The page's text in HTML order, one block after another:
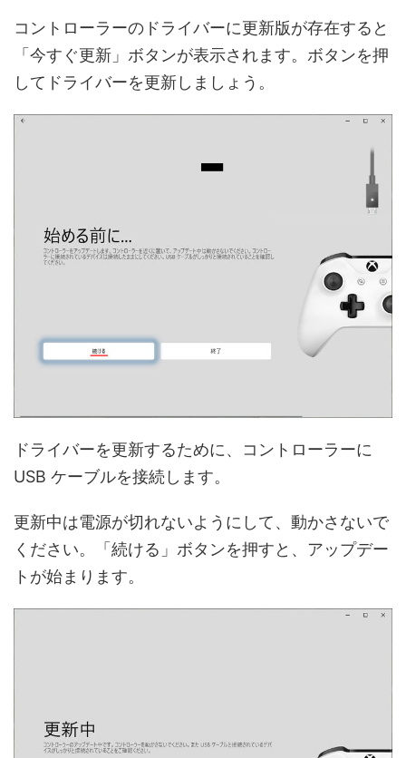
コントローラーのドライバーに更新版が存在すると
「今すぐ更新」ボタンが表示されます。ボタンを押
してドライバーを更新しましょう。
ドライバーを更新するために、コントローラーに
USB ケーブルを接続します。
更新中は電源が切れないようにして、動かさないで
ください。「続ける」ボタンを押すと、アップデー
トが始まります。